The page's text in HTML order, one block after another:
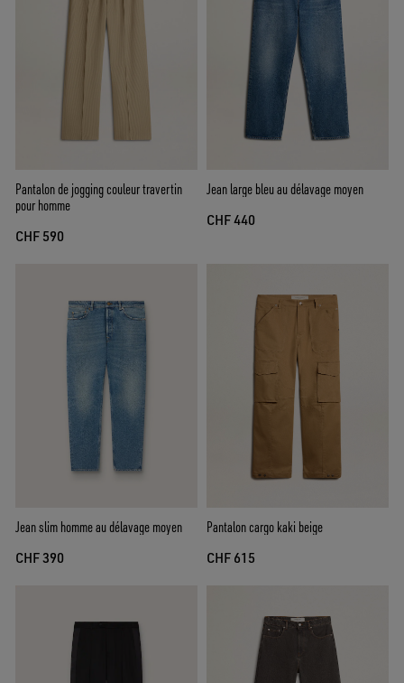
Pantalon de jogging couleur travertin
pour homme
CHF 590
Jean large bleu au délavage moyen
CHF 440
Jean slim homme au délavage moyen
CHF 390
Pantalon cargo kaki beige
CHF 615